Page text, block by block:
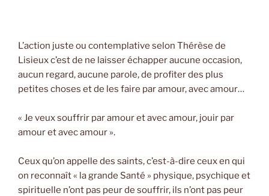
L’action juste ou contemplative selon Thérèse de
Lisieux c’est de ne laisser échapper aucune occasion,
aucun regard, aucune parole, de profiter des plus
petites choses et de les faire par amour, avec amour…
« Je veux souffrir par amour et avec amour, jouir par
amour et avec amour ».
Ceux qu’on appelle des saints, c’est-à-dire ceux en qui
on reconnaît « la grande Santé » physique, psychique et
spirituelle n’ont pas peur de souffrir, ils n’ont pas peur